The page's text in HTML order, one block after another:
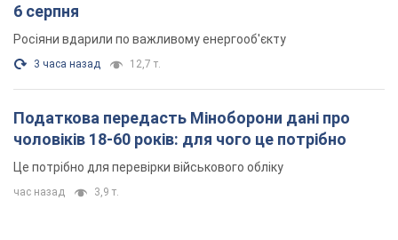
6 серпня
Росіяни вдарили по важливому енергооб'єкту
3 часа назад 12,7 т.
Податкова передасть Міноборони дані про
чоловіків 18-60 років: для чого це потрібно
Це потрібно для перевірки військового обліку
час назад 3,9 т.